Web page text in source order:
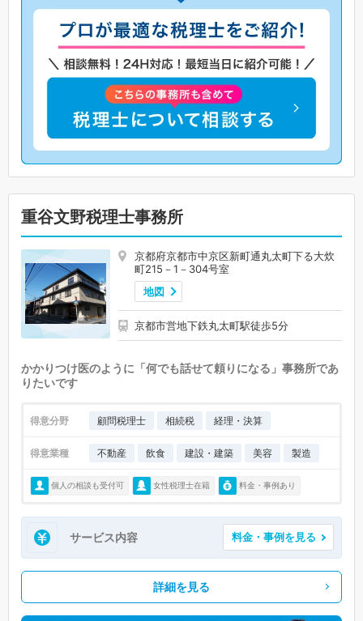
重谷文野税理士事務所
京都府京都市中京区新町通丸太町下る大炊
町215－1－304号室
地図
京都市営地下鉄丸太町駅徒歩5分
かかりつけ医のように「何でも話せて頼りになる」事務所であ
りたいです
得意分野 顧問税理士 相続税 経理・決算
得意業種 不動産 飲食 建設・建築 美容 製造
個人の相談も受付可 女性税理士在籍 料金・事例あり
サービス内容 料金・事例を見る
詳細を見る